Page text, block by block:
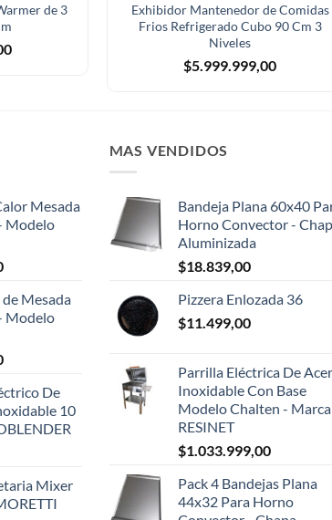
de 3
Exhibidor Mantenedor de Comidas
Frios Refrigerado Cubo 90 Cm 3
Niveles
$5.999.999,00
Mesada
Modelo
Mesada
Modelo
De
10
Mixer
MAS VENDIDOS
Bandeja Plana 60x40
Horno Convector -
Aluminizada
$18.839,00
Pizzera Enlozada 36
$11.499,00
Parrilla Eléctrica De
Inoxidable Con Base
Modelo Chalten - Marca
RESINET
$1.033.999,00
Pack 4 Bandejas Plana
44x32 Para Horno